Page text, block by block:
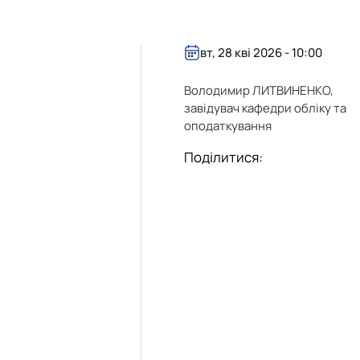
н.р.
вт, 28 кві 2026 - 10:00
Володимир ЛИТВИНЕНКО,
завідувач кафедри обліку та
оподаткування
Поділитися: